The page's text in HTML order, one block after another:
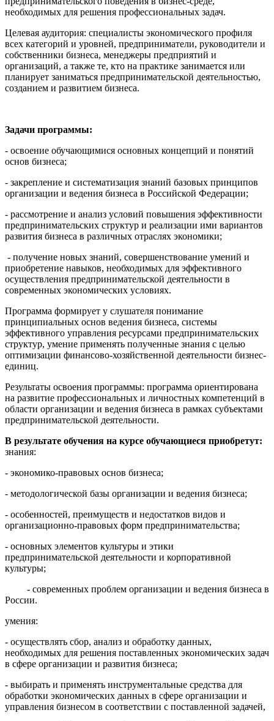
необходимых для решения профессиональных задач.
Целевая аудитория: специалисты экономического профиля
всех категорий и уровней, предприниматели, руководители и
собственники бизнеса, менеджеры предприятий и
организаций, а также те, кто на практике занимается или
планирует заниматься предпринимательской деятельностью,
созданием и развитием бизнеса.
Задачи программы:
- освоение обучающимися основных концепций и понятий
основ бизнеса;
- закрепление и систематизация знаний базовых принципов
организации и ведения бизнеса в Российской Федерации;
- рассмотрение и анализ условий повышения эффективности
предпринимательских структур и реализации ими вариантов
развития бизнеса в различных отраслях экономики;
- получение новых знаний, совершенствование умений и
приобретение навыков, необходимых для эффективного
осуществления предпринимательской деятельности в
современных экономических условиях.
Программа формирует у слушателя понимание
принципиальных основ ведения бизнеса, системы
эффективного управления ресурсами предпринимательских
структур, умение применять полученные знания с целью
оптимизации финансово-хозяйственной деятельности бизнес-
единиц.
Результаты освоения программы: программа ориентирована
на развитие профессиональных и личностных компетенций в
области организации и ведения бизнеса в рамках субъектами
предпринимательской деятельности.
В результате обучения на курсе обучающиеся приобретут:
знания:
- экономико-правовых основ бизнеса;
- методологической базы организации и ведения бизнеса;
- особенностей, преимуществ и недостатков видов и
организационно-правовых форм предпринимательства;
- основных элементов культуры и этики
предпринимательской деятельности и корпоративной
культуры;
- современных проблем организации и ведения бизнеса в
России.
умения:
- осуществлять сбор, анализ и обработку данных,
необходимых для решения поставленных экономических задач
в сфере организации и развития бизнеса;
- выбирать и применять инструментальные средства для
обработки экономических данных в сфере организации и
управления бизнесом в соответствии с поставленной задачей,